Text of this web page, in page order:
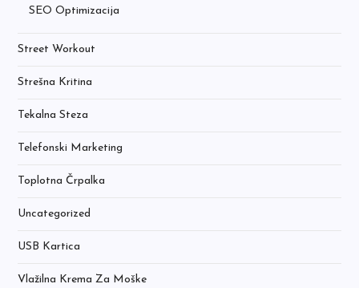
SEO Optimizacija
Street Workout
Strešna Kritina
Tekalna Steza
Telefonski Marketing
Toplotna Črpalka
Uncategorized
USB Kartica
Vlažilna Krema Za Moške